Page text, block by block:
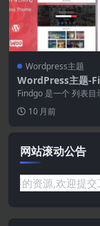
Wordpress主题
WordPress主题-
3.60–目录列表
题
Findgo 是一个 列表目
理...10 月前
网站滚动公告
没有你需要的资